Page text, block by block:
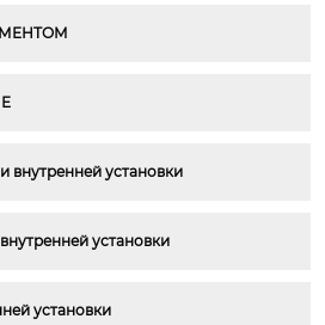
внутренней установки
установки
установки